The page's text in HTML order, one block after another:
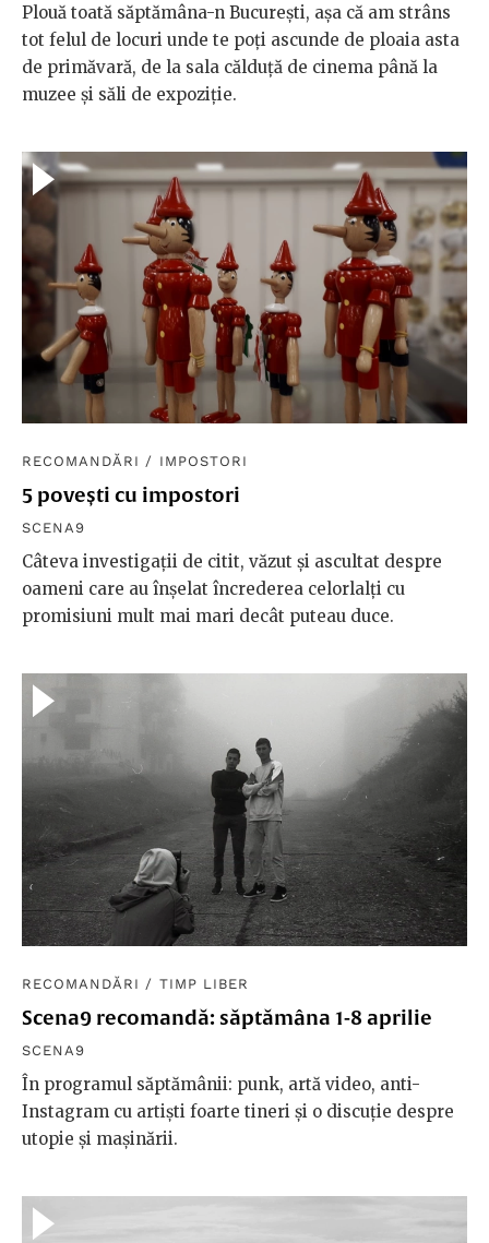
Plouă toată săptămâna-n București, așa că am strâns
tot felul de locuri unde te poți ascunde de ploaia asta
de primăvară, de la sala călduță de cinema până la
muzee și săli de expoziție.
RECOMANDĂRI / IMPOSTORI
5 povești cu impostori
SCENA9
Câteva investigaţii de citit, văzut şi ascultat despre
oameni care au înşelat încrederea celorlalţi cu
promisiuni mult mai mari decât puteau duce.
RECOMANDĂRI / TIMP LIBER
Scena9 recomandă: săptămâna 1-8 aprilie
SCENA9
În programul săptămânii: punk, artă video, anti-
Instagram cu artiști foarte tineri și o discuție despre
utopie și mașinării.